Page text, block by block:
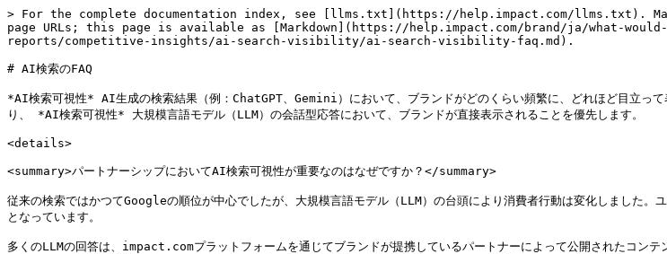
> For the complete documentation index, see [llms.txt](https://help.impact.com/llms.txt).
page URLs; this page is available as [Markdown](https://help.impact.com/brand/ja/what-
reports/competitive-insights/ai-search-visibility/ai-search-visibility-faq.md).
# AI検索のFAQ
*AI検索可視性* AI生成の検索結果（例：ChatGPT、Gemini）において、ブランドがどのくらい頻繁に、どれほど目立っ
り、 *AI検索可視性* 大規模言語モデル（LLM）の会話型応答において、ブランドが直接表示されることを優先します。
<details>
<summary>パートナーシップにおいてAI検索可視性が重要なのはなぜですか？</summary>
従来の検索ではかつてGoogleの順位が中心でしたが、大規模言語モデル（LLM）の台頭により消費者行動は変化しました
となっています。
多くのLLMの回答は、impact.comプラットフォームを通じてブランドが提携しているパートナーによって公開されたコン